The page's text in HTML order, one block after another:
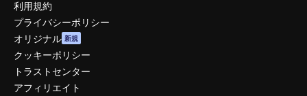
利用規約
プライバシーポリシー
オリジナル 新規
クッキーポリシー
トラストセンター
アフィリエイト